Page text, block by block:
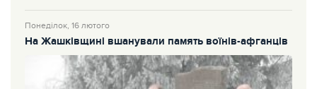
Понеділок, 16 лютого
На Жашківщині вшанували память воїнів-афганців